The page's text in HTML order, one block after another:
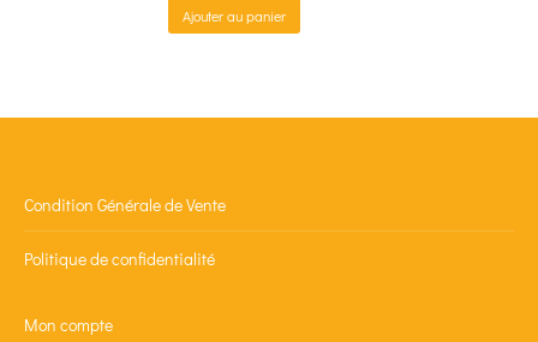
Ajouter au panier
Condition Générale de Vente
Politique de confidentialité
Mon compte